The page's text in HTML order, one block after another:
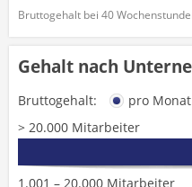
Bruttogehalt bei 40
Gehalt nach
Bruttogehalt: pro Monat
> 20.000 Mitarbeiter
1.001 – 20.000 Mitarbeiter